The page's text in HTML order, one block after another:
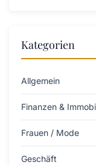
Kategorien
Allgemein
Finanzen &
Frauen / Mode
Geschäft